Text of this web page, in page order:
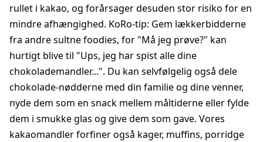
rullet i kakao, og forårsager desuden stor risiko for en
mindre afhængighed. KoRo-tip: Gem lækkerbidderne
fra andre sultne foodies, for "Må jeg prøve?" kan
hurtigt blive til "Ups, jeg har spist alle dine
chokolademandler...". Du kan selvfølgelig også dele
chokolade-nødderne med din familie og dine venner,
nyde dem som en snack mellem måltiderne eller fylde
dem i smukke glas og give dem som gave. Vores
kakaomandler forfiner også kager, muffins, porridge